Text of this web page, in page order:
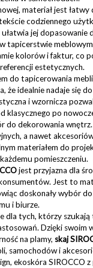
materiał jest łatwy
codziennego
jej dopasowanie
tapicerstwie
kolorów i faktur, co
estetycznych.
do tapicerowania
że idealnie nadaje się
i wzornicza
klasycznego po
do dekorowania
a nawet
materiałem do
pomieszczeniu.
jest przyjazna dla
Jest to
doskonały wybór
i biurze.
dla tych, którzy
Dzięki swoim
na plamy, skaj
i
ekoskóra SIROCCO